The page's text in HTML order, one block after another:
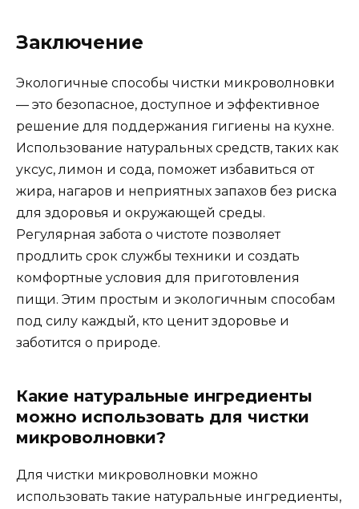
Заключение
Экологичные способы чистки микроволновки
— это безопасное, доступное и эффективное
решение для поддержания гигиены на кухне.
Использование натуральных средств, таких как
уксус, лимон и сода, поможет избавиться от
жира, нагаров и неприятных запахов без риска
для здоровья и окружающей среды.
Регулярная забота о чистоте позволяет
продлить срок службы техники и создать
комфортные условия для приготовления
пищи. Этим простым и экологичным способам
под силу каждый, кто ценит здоровье и
заботится о природе.
Какие натуральные ингредиенты
можно использовать для чистки
микроволновки?
Для чистки микроволновки можно
использовать такие натуральные ингредиенты,